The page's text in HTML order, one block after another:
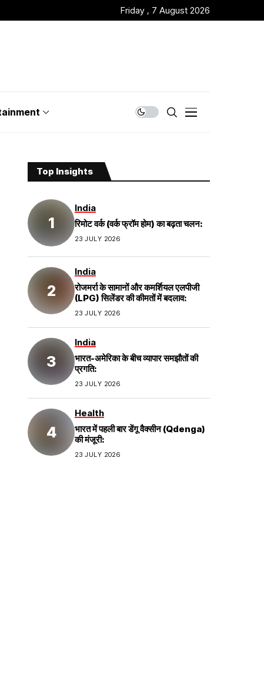
Friday , 7 August 2026
Top Insights
India
रिमोट वर्क (वर्क फ्रॉम होम) का बढ़ता चलन:
23 JULY 2026
India
रोजमर्रा के सामानों और कमर्शियल एलपीजी
(LPG) सिलेंडर की कीमतों में बदलाव:
23 JULY 2026
India
भारत-अमेरिका के बीच व्यापार समझौतों की
प्रगति:
23 JULY 2026
Health
भारत में पहली बार डेंगू वैक्सीन (Qdenga)
की मंजूरी:
23 JULY 2026